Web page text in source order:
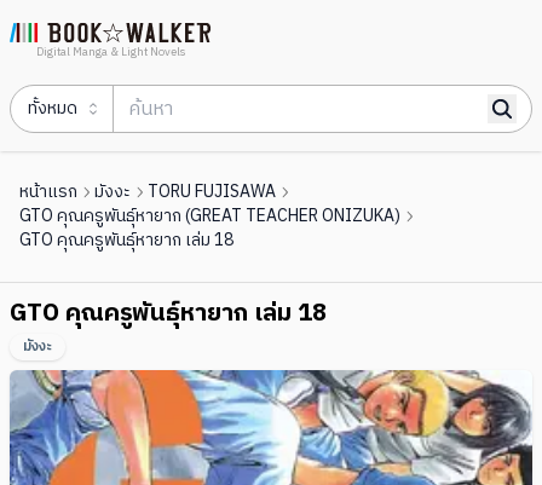
Digital Manga & Light Novels
ทั้งหมด
หน้าแรก มังงะ
TORU FUJISAWA
GTO คุณครูพันธุ์หายาก (GREAT TEACHER ONIZUKA)
GTO คุณครูพันธุ์หายาก เล่ม 18
GTO คุณครูพันธุ์หายาก เล่ม 18
มังงะ